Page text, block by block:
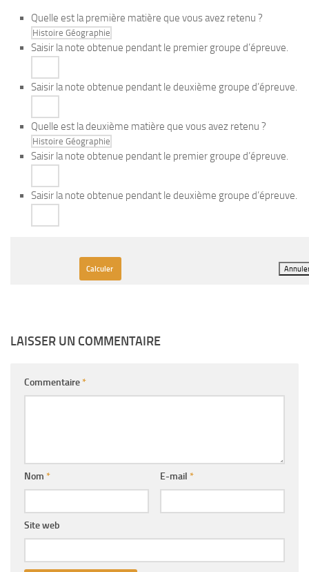
Quelle est la première matière que vous avez retenu ?
Saisir la note obtenue pendant le premier groupe d’épreuve.
Saisir la note obtenue pendant le deuxième groupe d’épreuve.
Quelle est la deuxième matière que vous avez retenu ?
Saisir la note obtenue pendant le premier groupe d’épreuve.
Saisir la note obtenue pendant le deuxième groupe d’épreuve.
LAISSER UN COMMENTAIRE
Commentaire*
Nom * E-mail *
Site web